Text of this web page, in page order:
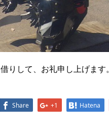
りして、お礼申し上げます。
Share +1 Hatena